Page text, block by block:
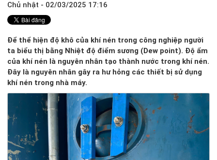
Chủ nhật - 02/03/2025 17:16
Để thể hiện độ khô của khí nén trong công nghiệp người
ta biểu thị bằng Nhiệt độ điểm sương (Dew point). Độ ẩm
của khí nén là nguyên nhân tạo thành nước trong khí nén.
Đây là nguyên nhân gây ra hư hỏng các thiết bị sử dụng
khí nén trong nhà máy.